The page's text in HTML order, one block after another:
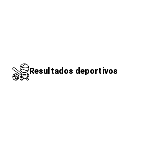
Resultados deportivos